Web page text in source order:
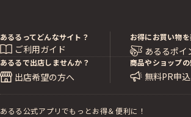
あるるってどんなサイト？
ご利用ガイド
お得にお買い物を
あるるポイ
あるるで出店しませんか？
出店希望の方へ
商品やショップの
無料PR申
あるる公式アプリでもっとお得＆便利に！